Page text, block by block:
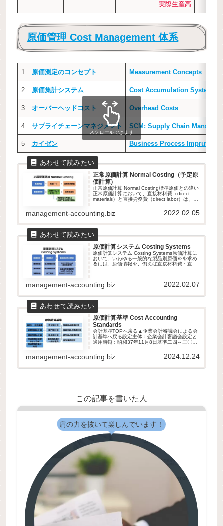
実際生産高
原価管理 Cost Management 体系
1 原価測定のコンセプト Measurement Concepts
2 原価集計システム Cost Accumulation Systems
3 オーバーヘッドコスト Overhead Costs
4 サプライチェーンマネジメント SCM: Supply Chain
5 カイゼン Business Process
スクロールできます
正常原価計算 Normal Costing（予定原
価計算）
正常原価計算 Normal Costing標準原価との違い
正常原価計算において、直接材料費（direct
materials）と直接労務費（direct labor）は、標
てられることになる。正常原...
management-accounting.biz 2022.02.05
原価計算システム Costing Systems
原価計算システム Costing Systems原価計算に
おいて、いわゆる一般的な製品別原価※を求め
るには、原価情報を、例えば直接材料費・直接
management-accounting.biz 2022.02.07
原価計算基準 Cost Accounting
Standards
会計基準TOPへ戻る▲企業会計審議会による会
計基準へ戻る設定主体：企業会計審議会設定と
適用時期：昭和37年11月8日基準二四～三〇
原価計算基準の体系前文第一章 原価計算の目
的と原価計算の一般的基準一...
management-accounting.biz 2024.12.24
この記事を書いた人
肩の力を抜いて楽しんでいます！